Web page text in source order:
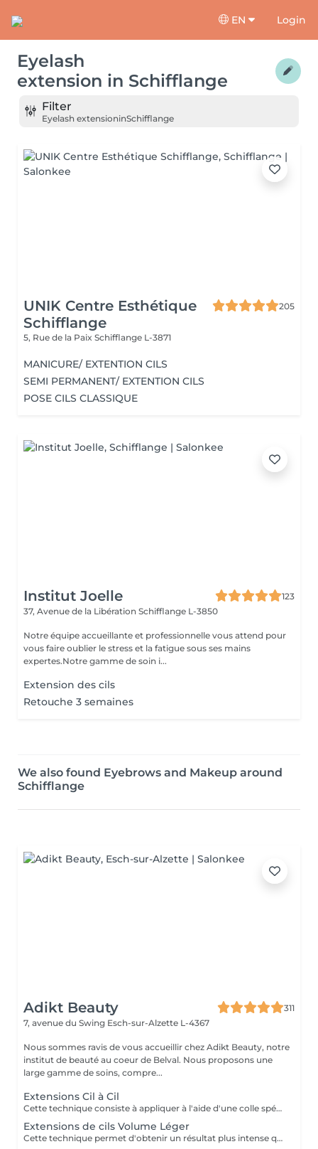
EN Login
Eyelash
extension in Schifflange
Filter
Eyelash extensioninSchifflange
UNIK Centre Esthétique
Schifflange
205
5, Rue de la Paix Schifflange L-3871
MANICURE/ EXTENTION CILS
SEMI PERMANENT/ EXTENTION CILS
POSE CILS CLASSIQUE
Institut Joelle
123
37, Avenue de la Libération Schifflange L-3850
Notre équipe accueillante et professionnelle vous attend pour
vous faire oublier le stress et la fatigue sous ses mains
expertes.Notre gamme de soin i...
Extension des cils
Retouche 3 semaines
We also found Eyebrows and Makeup around
Schifflange
Adikt Beauty
311
7, avenue du Swing Esch-sur-Alzette L-4367
Nous sommes ravis de vous accueillir chez Adikt Beauty, notre
institut de beauté au coeur de Belval. Nous proposons une
large gamme de soins, compre...
Extensions Cil à Cil
Cette technique consiste à appliquer à l'aide d'une colle spécifique une extension de cil sur chacun des cils naturels, donnant un effet plus naturel. Une dépose de cils devra être effectuée si votre dernière pose d'extensions de cils a été réalisée dans un institut extérieur. Sélectionnez la dépose de cils puis la pose d'extensions de cils de votre choix. A savoir pour la pose d'extensions de cils : chaque pose d'extensions de cils est différente, cela dépend du nombre de cils naturels et de la longueur de ceux-ci. La longueur et la courbure des extensions de cils peuvent varier selon la demande. Le remplissage devra être fait au bout de 2 ou 3 semaines selon la tenue des cils qui dépend du cycle naturel des cils ainsi que de leur santé. Une carte bancaire est requise pour ce service mais ne sera débitée qu'en cas de non-présentation sans préavis. Aucun frais ne sera appliqué si vous annulez votre rendez-vous par téléphone ou par vous-même en ligne.
Extensions de cils Volume Léger
Cette technique permet d'obtenir un résultat plus intense que le cil a cil et moins fourni que le volume russe. Une dépose de cils devra être effectuée si votre dernière pose d'extensions de cils a été réalisée dans un institut extérieur. Sélectionnez la dépose de cils puis la pose d'extensions de cils. A savoir pour la pose d'extensions de cils : chaque pose d'extensions de cils est différente, cela dépend du nombre de cils naturels et de la longueur de ceux-ci. La longueur et la courbure des extensions de cils peuvent varier selon la demande. Le remplissage devra être fait au bout de 2 ou 3 semaines selon la tenue des cils qui dépend du cycle naturel des cils ainsi que de leur santé. Une carte bancaire est requise pour ce service mais ne sera débitée qu'en cas de non-présentation sans préavis. Aucun frais ne sera appliqué si vous annulez votre rendez-vous par téléphone ou par vous-même en ligne.